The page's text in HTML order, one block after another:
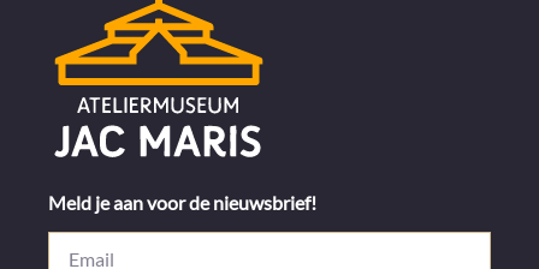
Meld je aan voor de nieuwsbrief!